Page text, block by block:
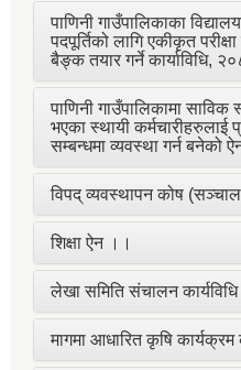
पाणिनी गाउँपालिकाका
पदपूर्तिको लागि एकीकृत
बैङ्क तयार गर्ने कार्याविधि,
पाणिनी गाउँपालिकामा
भएका स्थायी कर्मचारीहरुलाई
सम्बन्धमा व्यवस्था गर्न बनेको
विपद् व्यवस्थापन कोष
शिक्षा ऐन ।।
लेखा समिति संचालन
मागमा आधारित कृषि कार्यक्रम